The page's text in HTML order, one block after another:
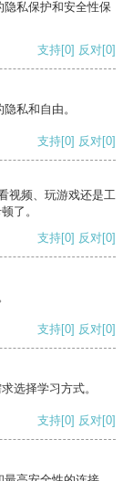
私保护和安全性保
支持[0] 反对[0]
私和自由。
支持[0] 反对[0]
视频、玩游戏还是工
了。
支持[0] 反对[0]
支持[0] 反对[0]
选择学习方式。
支持[0] 反对[0]